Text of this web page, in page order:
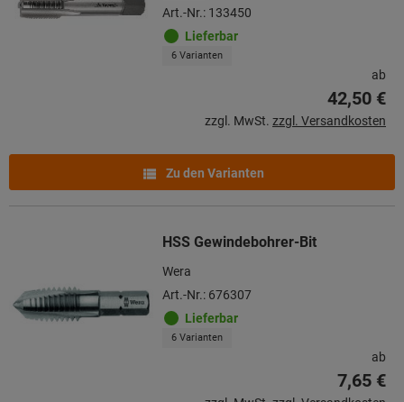
Art.-Nr.: 133450
Lieferbar
6 Varianten
ab
42,50 €
zzgl. MwSt. zzgl. Versandkosten
Zu den Varianten
HSS Gewindebohrer-Bit
Wera
Art.-Nr.: 676307
Lieferbar
6 Varianten
ab
7,65 €